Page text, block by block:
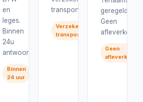
en
leges.
Binnen
24u
antwoord.
Binnen
24 uur
transport.
Verzekerd
transport
geregeld.
Geen
Geen
afleverkosten